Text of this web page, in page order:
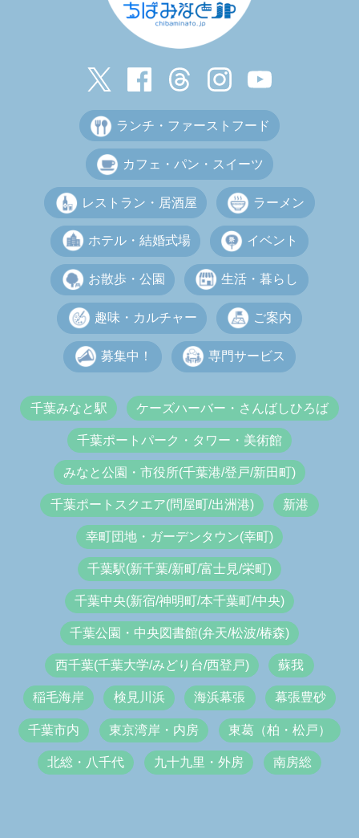
ランチ・ファーストフード
カフェ・パン・スイーツ
レストラン・居酒屋 ラーメン
ホテル・結婚式場 イベント
お散歩・公園 生活・暮らし
趣味・カルチャー ご案内
募集中！ 専門サービス
千葉みなと駅 ケーズハーバー・さんばしひろば
千葉ポートパーク・タワー・美術館
みなと公園・市役所(千葉港/登戸/新田町)
千葉ポートスクエア(問屋町/出洲港) 新港
幸町団地・ガーデンタウン(幸町)
千葉駅(新千葉/新町/富士見/栄町)
千葉中央(新宿/神明町/本千葉町/中央)
千葉公園・中央図書館(弁天/松波/椿森)
西千葉(千葉大学/みどり台/西登戸) 蘇我
稲毛海岸 検見川浜 海浜幕張 幕張豊砂
千葉市内 東京湾岸・内房 東葛（柏・松戸）
北総・八千代 九十九里・外房 南房総